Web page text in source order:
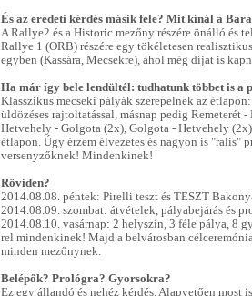
És az eredeti kérdés másik fele? Mit kínál a
A Rallye2 és a Historic mezőny részére önálló és
Rallye 1 (ORB) részére egy tökéletesen
egyben (Kassára, Mecsekre), ahol még díjat is
Ha már így bele lendültél: tudhatunk többet is a
Klasszikus mecseki pályák szerepelnek az
üldözéses rajtoltatással, másnap pedig Remeterét
Hetvehely - Golgota (2x), Golgota - Hetvehely
étlapon. Úgy érzem élvezetes és nagyon is "ralis"
versenyzőknek! Mindenkinek!
Röviden?
2014.08.08. péntek: Pirelli teszt és TESZT
2014.08.09. szombat: átvételek, pályabejárás és
2014.08.10. vasárnap: 2 helyszín, 3 féle pálya, 8
rel mindenkinek! Majd a belvárosban
minden mezőnynek.
Belépők? Prológra? Gyorsokra?
Ez egy állandó és nehéz kérdés. Alapvetően most